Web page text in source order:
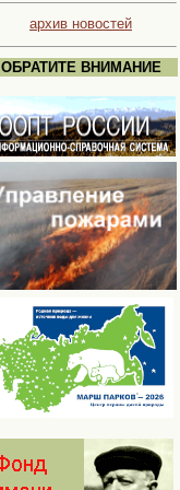
архив новостей
ОБРАТИТЕ ВНИМАНИЕ